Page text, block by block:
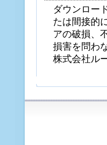
ダウンロー
たは間接的
アの破損、
損害を問わ
株式会社ル